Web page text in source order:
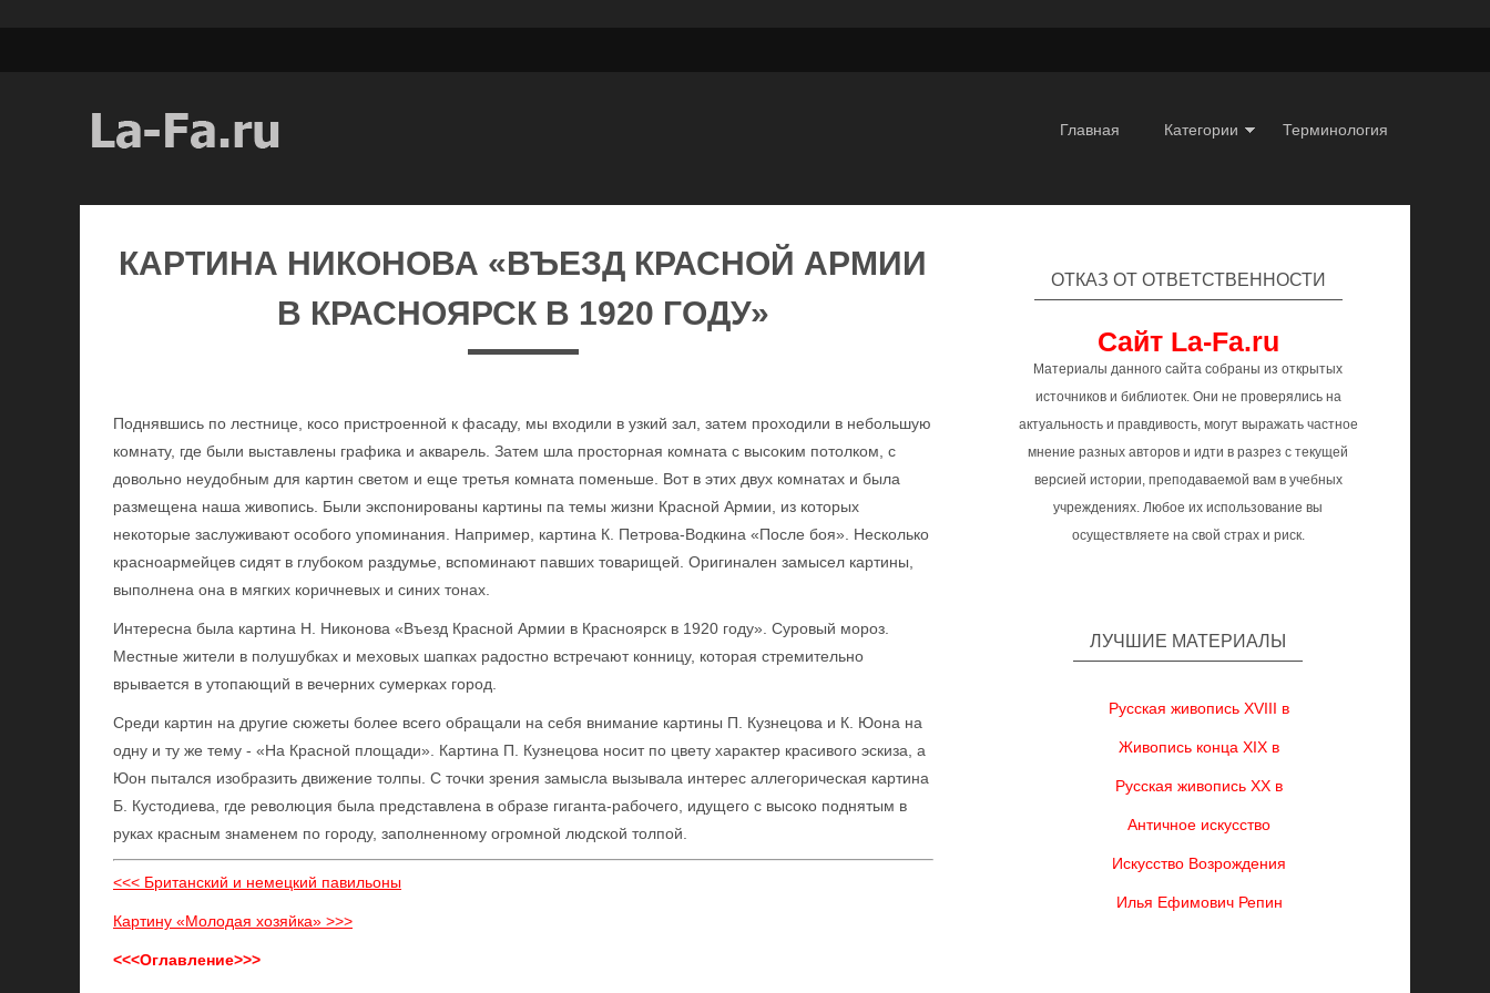
Главная Категории Терминология
КАРТИНА НИКОНОВА «ВЪЕЗД КРАСНОЙ АРМИИ
В КРАСНОЯРСК В 1920 ГОДУ»
Поднявшись по лестнице, косо пристроенной к фасаду, мы входили в узкий зал, затем проходили в небольшую
комнату, где были выставлены графика и акварель. Затем шла просторная комната с высоким потолком, с
довольно неудобным для картин светом и еще третья комната поменьше. Вот в этих двух комнатах и была
размещена наша живопись. Были экспонированы картины па темы жизни Красной Армии, из которых
некоторые заслуживают особого упоминания. Например, картина К. Петрова-Водкина «После боя». Несколько
красноармейцев сидят в глубоком раздумье, вспоминают павших товарищей. Оригинален замысел картины,
выполнена она в мягких коричневых и синих тонах.
Интересна была картина Н. Никонова «Въезд Красной Армии в Красноярск в 1920 году». Суровый мороз.
Местные жители в полушубках и меховых шапках радостно встречают конницу, которая стремительно
врывается в утопающий в вечерних сумерках город.
Среди картин на другие сюжеты более всего обращали на себя внимание картины П. Кузнецова и К. Юона на
одну и ту же тему - «На Красной площади». Картина П. Кузнецова носит по цвету характер красивого эскиза, а
Юон пытался изобразить движение толпы. С точки зрения замысла вызывала интерес аллегорическая картина
Б. Кустодиева, где революция была представлена в образе гиганта-рабочего, идущего с высоко поднятым в
руках красным знаменем по городу, заполненному огромной людской толпой.
<<< Британский и немецкий павильоны
Картину «Молодая хозяйка» >>>
<<<Оглавление>>>
ОТКАЗ ОТ ОТВЕТСТВЕННОСТИ
Сайт La-Fa.ru
Материалы данного сайта собраны из открытых
источников и библиотек. Они не проверялись на
актуальность и правдивость, могут выражать частное
мнение разных авторов и идти в разрез с текущей
версией истории, преподаваемой вам в учебных
учреждениях. Любое их использование вы
осуществляете на свой страх и риск.
ЛУЧШИЕ МАТЕРИАЛЫ
Русская живопись XVIII в
Живопись конца XIX в
Русская живопись XX в
Античное искусство
Искусство Возрождения
Илья Ефимович Репин